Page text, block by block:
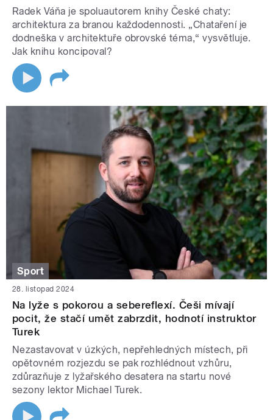
Radek Váňa je spoluautorem knihy České chaty:
architektura za branou každodennosti. „Chataření je
dodneška v architektuře obrovské téma,“ vysvětluje.
Jak knihu koncipoval?
Sport
28. listopad 2024
Na lyže s pokorou a sebereflexí. Češi mívají
pocit, že stačí umět zabrzdit, hodnotí instruktor
Turek
Nezastavovat v úzkých, nepřehledných místech, při
opětovném rozjezdu se pak rozhlédnout vzhůru,
zdůrazňuje z lyžařského desatera na startu nové
sezony lektor Michael Turek.